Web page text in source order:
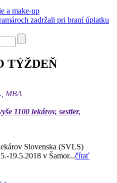
a make-up
zadržali pri braní úplatku
TÝŽDEŇ
MBA
1100 lekárov, sestier,
Slovenska (SVLS)
19.5.2018 v Šamor...čítať